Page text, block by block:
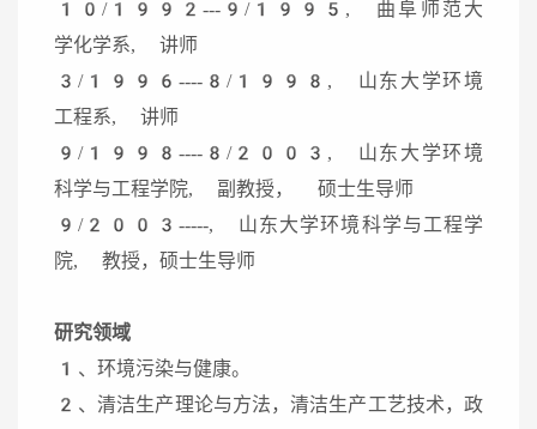
10/1992---9/1995, 曲阜师范大
学化学系, 讲师
3/1996----8/1998, 山东大学环境
工程系, 讲师
9/1998----8/2003, 山东大学环境
科学与工程学院, 副教授， 硕士生导师
9/2003-----, 山东大学环境科学与工程学
院, 教授，硕士生导师
研究领域
1、环境污染与健康。
2、清洁生产理论与方法，清洁生产工艺技术，政